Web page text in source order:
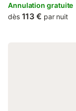
parking on-site are
Annulation gratuite
dès 113 € par nuit